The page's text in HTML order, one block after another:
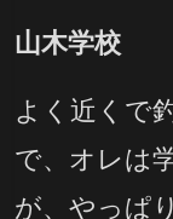
山木学校
よく近くで
で、オレは
が、やっぱ